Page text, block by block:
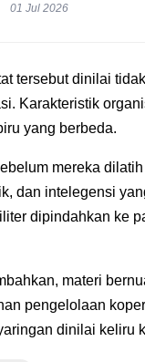
01 Jul 2026
tersebut dinilai
Karakteristik
yang berbeda.
mereka
dan intelegensi
dipindahkan ke
materi
pengelolaan
dinilai keliru